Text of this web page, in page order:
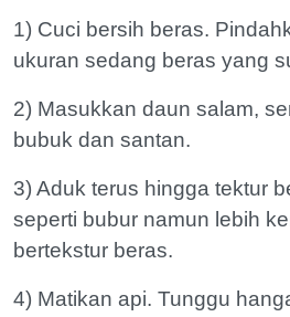
1) Cuci bersih beras.
ukuran sedang beras yang
2) Masukkan daun salam,
bubuk dan santan.
3) Aduk terus hingga tektur
seperti bubur namun lebih
bertekstur beras.
4) Matikan api. Tunggu